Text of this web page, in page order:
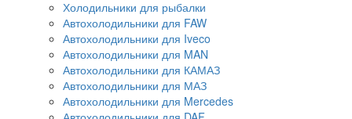
Холодильники для рыбалки
Автохолодильники для FAW
Автохолодильники для Iveco
Автохолодильники для MAN
Автохолодильники для КАМАЗ
Автохолодильники для МАЗ
Автохолодильники для Mercedes